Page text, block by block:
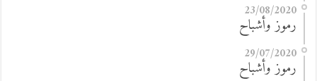
23/08/2020
رموز وأشباح
29/07/2020
رموز وأشباح